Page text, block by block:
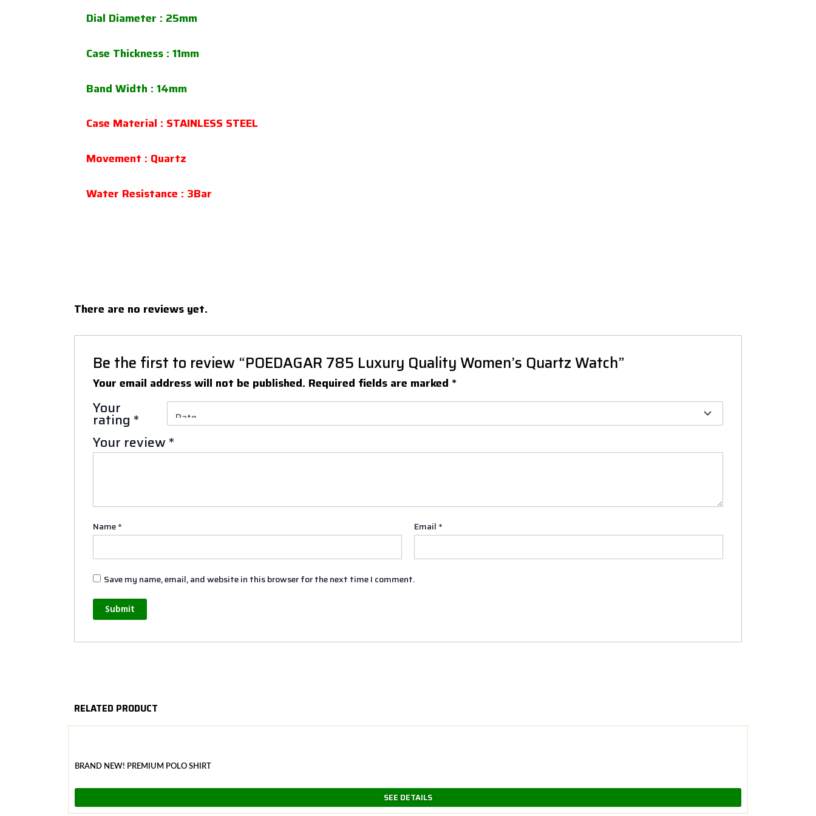
Dial Diameter : 25mm
Case Thickness : 11mm
Band Width : 14mm
Case Material : STAINLESS STEEL
Movement : Quartz
Water Resistance : 3Bar
There are no reviews yet.
Be the first to review “POEDAGAR 785 Luxury Quality Women’s Quartz Watch”
Your email address will not be published. Required fields are marked *
Your
rating*
Your review*
Name* Email *
Save my name, email, and website in this browser for the next time I comment.
RELATED PRODUCT
BRAND NEW! PREMIUM POLO SHIRT
SEE DETAILS